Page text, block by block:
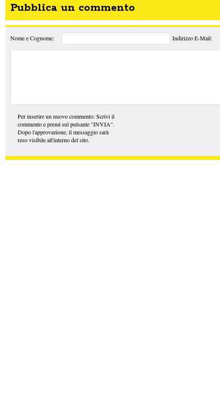
Pubblica un commento
Nome e Cognome: Indirizzo E-Mail:
Per inserire un nuovo commento: Scrivi il
commento e premi sul pulsante "INVIA".
Dopo l'approvazione, il messaggio sarà
reso visibile all'interno del sito.